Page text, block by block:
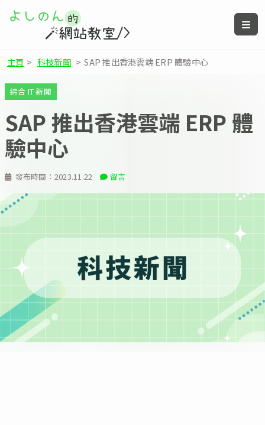
主頁 > 科技新聞 > SAP 推出香港雲端 ERP 體驗中心
發布時間： 2023.11.22 留言
綜合 IT 新聞
SAP 推出香港雲端 ERP 體
驗中心